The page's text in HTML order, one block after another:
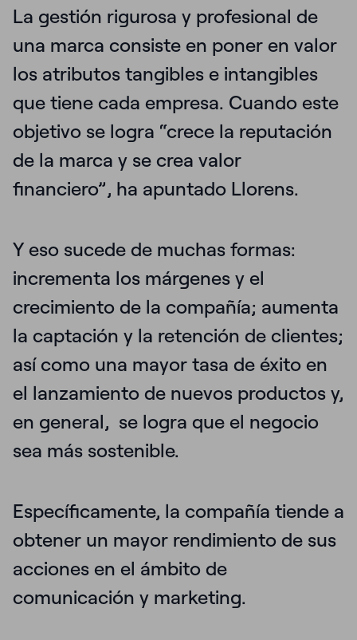
La gestión rigurosa y profesional de
una marca consiste en poner en valor
los atributos tangibles e intangibles
que tiene cada empresa. Cuando este
objetivo se logra “crece la reputación
de la marca y se crea valor
financiero”, ha apuntado Llorens.
Y eso sucede de muchas formas:
incrementa los márgenes y el
crecimiento de la compañía; aumenta
la captación y la retención de clientes;
así como una mayor tasa de éxito en
el lanzamiento de nuevos productos y,
en general, se logra que el negocio
sea más sostenible.
Específicamente, la compañía tiende a
obtener un mayor rendimiento de sus
acciones en el ámbito de
comunicación y marketing.